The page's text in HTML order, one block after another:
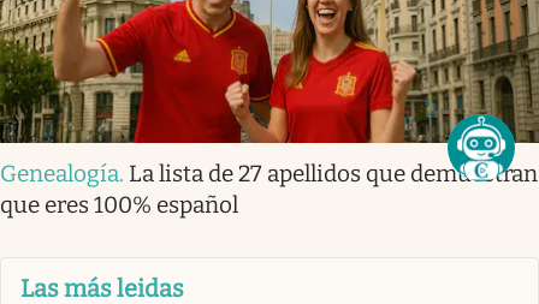
Genealogía. La lista de 27 apellidos que demuestran
que eres 100% español
Las más leidas